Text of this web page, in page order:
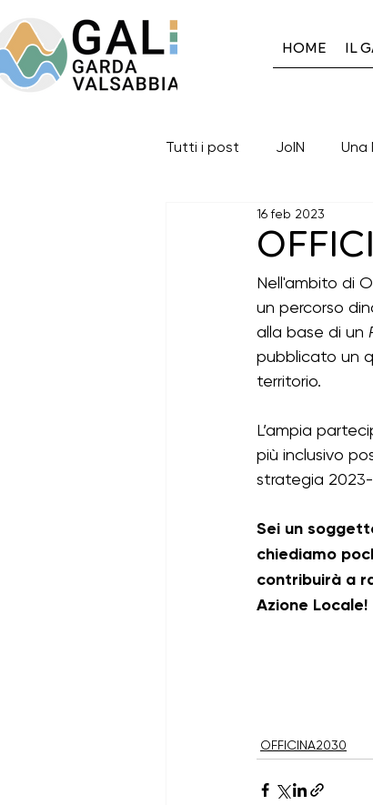
HOME IL
Tutti i post JoIN Una
Gal GardaValsabbia
Eventi in corso
I progetti del Gal: 2014-
Bandi psl 23-27 aperti
16 feb 2023
Nell'ambito di
un percorso
alla base di un
pubblicato un
territorio.
L’ampia
più inclusivo
strategia
Sei un
chiediamo
contribuirà a
Azione Locale!
OFFICINA2030